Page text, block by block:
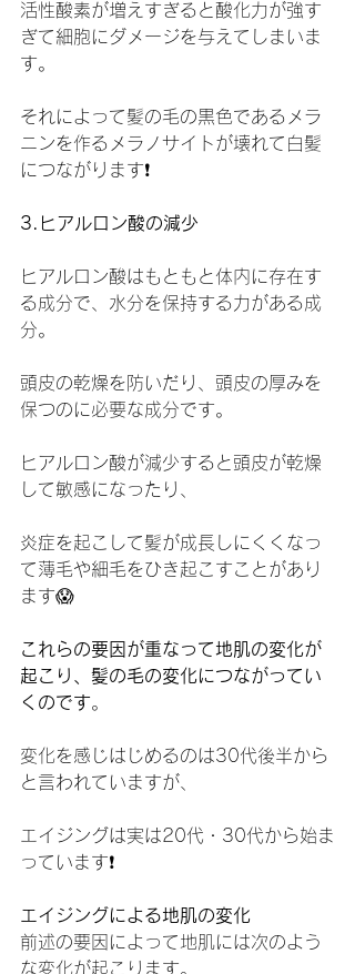
活性酸素が増えすぎると酸化力が強す
ぎて細胞にダメージを与えてしまいま
す。
それによって髪の毛の黒色であるメラ
ニンを作るメラノサイトが壊れて白髪
につながります❗️
3.ヒアルロン酸の減少
ヒアルロン酸はもともと体内に存在す
る成分で、水分を保持する力がある成
分。
頭皮の乾燥を防いだり、頭皮の厚みを
保つのに必要な成分です。
ヒアルロン酸が減少すると頭皮が乾燥
して敏感になったり、
炎症を起こして髪が成長しにくくなっ
て薄毛や細毛をひき起こすことがあり
ます😱
これらの要因が重なって地肌の変化が
起こり、髪の毛の変化につながってい
くのです。
変化を感じはじめるのは30代後半から
と言われていますが、
エイジングは実は20代・30代から始ま
っています❗️
エイジングによる地肌の変化
前述の要因によって地肌には次のよう
な変化が起こります。